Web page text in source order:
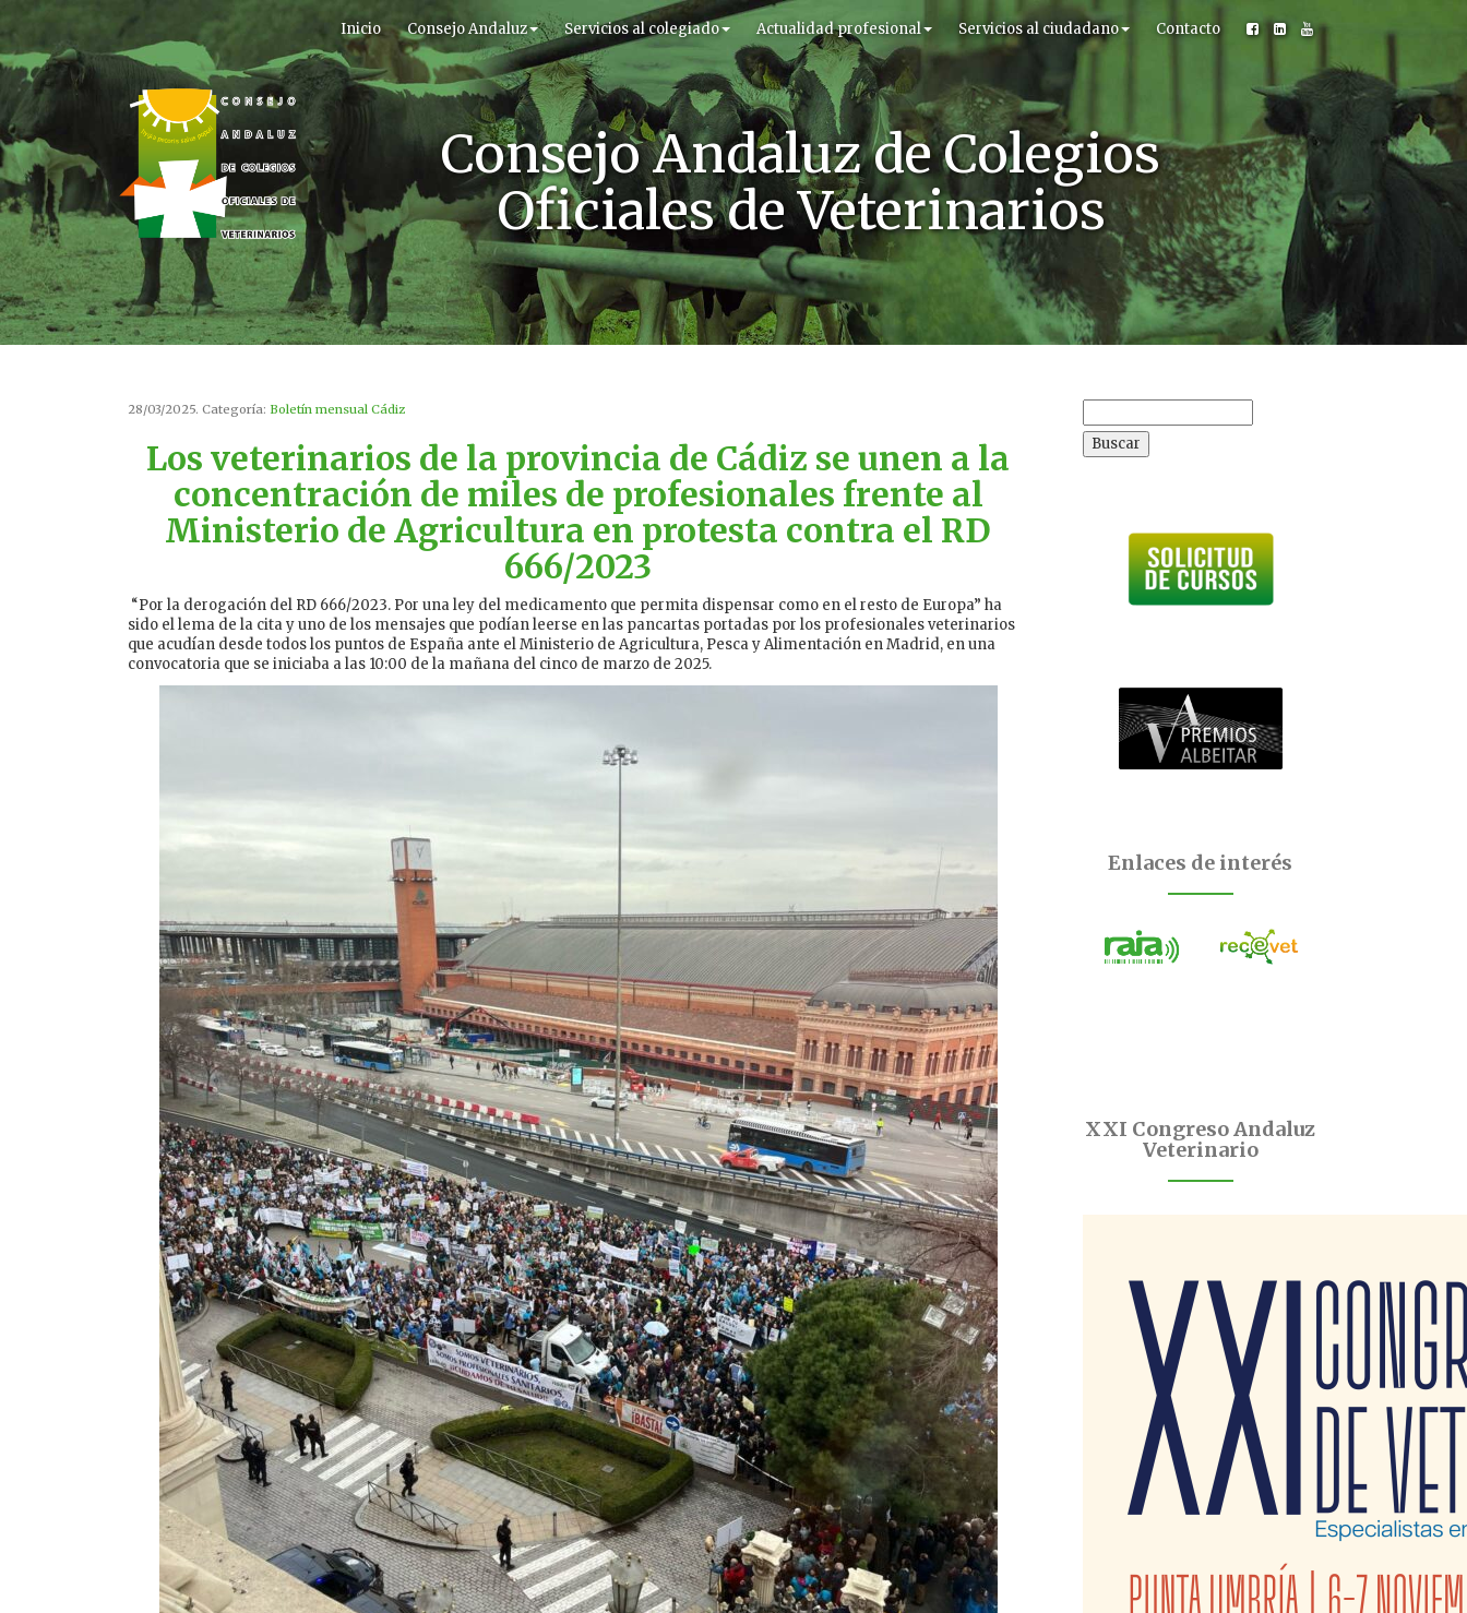
Consejo Andaluz de Colegios
Oficiales de Veterinarios
Inicio Consejo Andaluz Servicios al colegiado Actualidad profesional Servicios al ciudadano Contacto
28/03/2025. Categoría: Boletín mensual Cádiz
Los veterinarios de la provincia de Cádiz se unen a la
concentración de miles de profesionales frente al
Ministerio de Agricultura en protesta contra el RD
666/2023
“Por la derogación del RD 666/2023. Por una ley del medicamento que permita dispensar como en el resto de Europa” ha
sido el lema de la cita y uno de los mensajes que podían leerse en las pancartas portadas por los profesionales veterinarios
que acudían desde todos los puntos de España ante el Ministerio de Agricultura, Pesca y Alimentación en Madrid, en una
convocatoria que se iniciaba a las 10:00 de la mañana del cinco de marzo de 2025.
Enlaces de interés
XXI Congreso Andaluz
Veterinario